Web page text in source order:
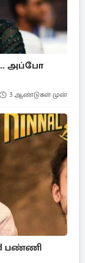
அப்போ
3 ஆண்டுகள் முன்
பண்ணி